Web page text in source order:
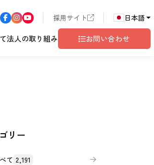
採用サイト 日本語
エリア
法人の取り組み お問い合わせ
リー
て 2,191